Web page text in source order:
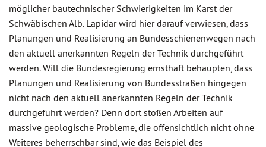
möglicher bautechnischer Schwierigkeiten im Karst der
Schwäbischen Alb. Lapidar wird hier darauf verwiesen, dass
Planungen und Realisierung an Bundesschienenwegen nach
den aktuell anerkannten Regeln der Technik durchgeführt
werden. Will die Bundesregierung ernsthaft behaupten, dass
Planungen und Realisierung von Bundesstraßen hingegen
nicht nach den aktuell anerkannten Regeln der Technik
durchgeführt werden? Denn dort stoßen Arbeiten auf
massive geologische Probleme, die offensichtlich nicht ohne
Weiteres beherrschbar sind, wie das Beispiel des